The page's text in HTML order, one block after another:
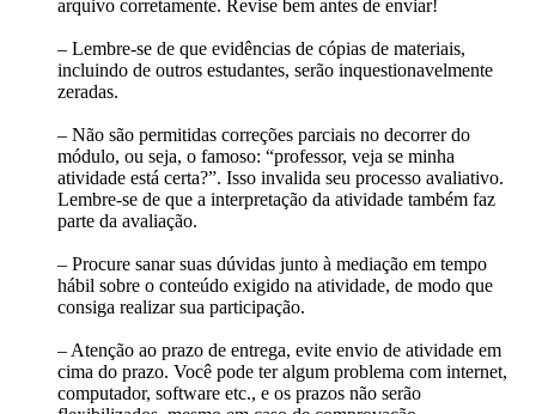
arquivo corretamente. Revise bem antes de enviar!
– Lembre-se de que evidências de cópias de materiais,
incluindo de outros estudantes, serão inquestionavelmente
zeradas.
– Não são permitidas correções parciais no decorrer do
módulo, ou seja, o famoso: “professor, veja se minha
atividade está certa?”. Isso invalida seu processo avaliativo.
Lembre-se de que a interpretação da atividade também faz
parte da avaliação.
– Procure sanar suas dúvidas junto à mediação em tempo
hábil sobre o conteúdo exigido na atividade, de modo que
consiga realizar sua participação.
– Atenção ao prazo de entrega, evite envio de atividade em
cima do prazo. Você pode ter algum problema com internet,
computador, software etc., e os prazos não serão